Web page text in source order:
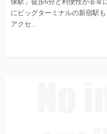
保駅」徒歩6分と利便性が非常
にビッグターミナルの新宿駅
アクセ…